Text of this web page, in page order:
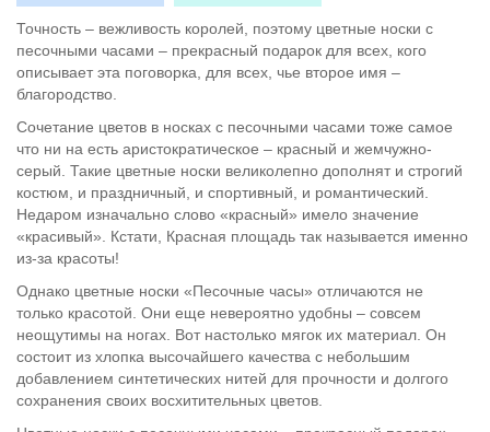
Точность – вежливость королей, поэтому цветные носки с
песочными часами – прекрасный подарок для всех, кого
описывает эта поговорка, для всех, чье второе имя –
благородство.
Сочетание цветов в носках с песочными часами тоже самое
что ни на есть аристократическое – красный и жемчужно-
серый. Такие цветные носки великолепно дополнят и строгий
костюм, и праздничный, и спортивный, и романтический.
Недаром изначально слово «красный» имело значение
«красивый». Кстати, Красная площадь так называется именно
из-за красоты!
Однако цветные носки «Песочные часы» отличаются не
только красотой. Они еще невероятно удобны – совсем
неощутимы на ногах. Вот настолько мягок их материал. Он
состоит из хлопка высочайшего качества с небольшим
добавлением синтетических нитей для прочности и долгого
сохранения своих восхитительных цветов.